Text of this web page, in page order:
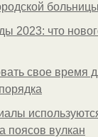
2023: что
свое время
поясов вулкан